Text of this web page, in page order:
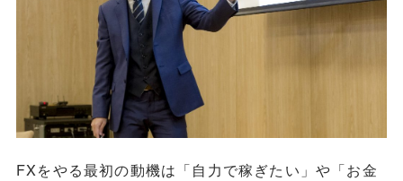
FXをやる最初の動機は「自力で稼ぎたい」や「お金